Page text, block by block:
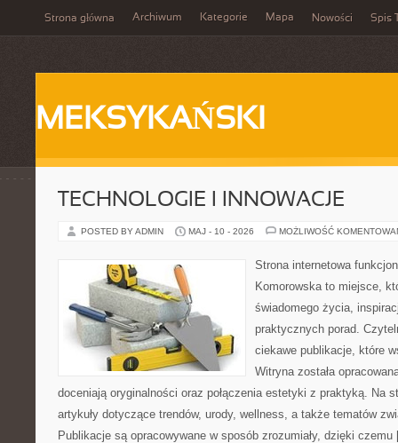
Strona główna Archiwum Kategorie Mapa Nowości Spis
MEKSYKAŃSKI
TECHNOLOGIE I INNOWACJE
POSTED BY ADMIN MAJ - 10 - 2026 MOŻLIWOŚĆ
Strona internetowa
Komorowska to miejsce,
świadomego życia,
praktycznych porad.
ciekawe publikacje, które
Witryna została
doceniają oryginalności oraz połączenia estetyki z praktyką. Na
artykuły dotyczące trendów, urody, wellness, a także tematów
Publikacje są opracowywane w sposób zrozumiały, dzięki